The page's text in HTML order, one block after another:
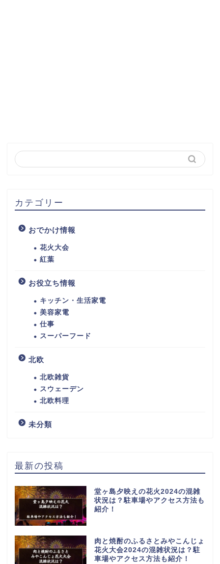
カテゴリー
おでかけ情報
花火大会
紅葉
お役立ち情報
キッチン・生活家電
美容家電
仕事
スーパーフード
北欧
北欧雑貨
スウェーデン
北欧料理
未分類
最新の投稿
堂ヶ島夕映えの花火2024の混雑
状況は？駐車場やアクセス方法も
紹介！
肉と焼酎のふるさとみやこんじょ
花火大会2024の混雑状況は？駐
車場やアクセス方法も紹介！